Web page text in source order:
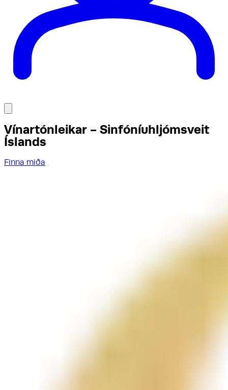
Vínartónleikar - Sinfóníuhljómsveit
Íslands
Finna miða